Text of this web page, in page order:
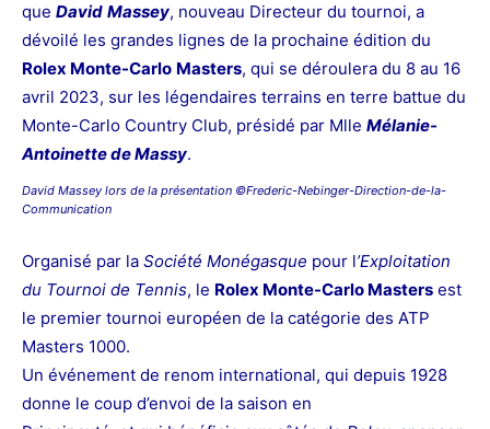
que David Massey, nouveau Directeur du tournoi, a
dévoilé les grandes lignes de la prochaine édition du
Rolex Monte-Carlo Masters, qui se déroulera du 8 au 16
avril 2023, sur les légendaires terrains en terre battue du
Monte-Carlo Country Club, présidé par Mlle Mélanie-
Antoinette de Massy.
David Massey lors de la présentation ©Frederic-Nebinger-Direction-de-la-
Communication
Organisé par la Société Monégasque pour l’Exploitation
du Tournoi de Tennis, le Rolex Monte-Carlo Masters est
le premier tournoi européen de la catégorie des ATP
Masters 1000.
Un événement de renom international, qui depuis 1928
donne le coup d’envoi de la saison en